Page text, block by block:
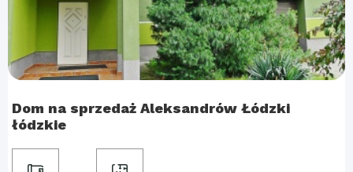
Dom na sprzedaż Aleksandrów Łódzki
łódzkie